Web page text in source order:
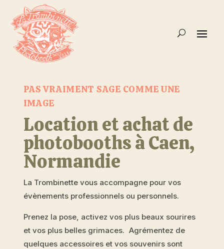
PAS VRAIMENT SAGE COMME UNE
IMAGE
Location et achat de
photobooths à Caen,
Normandie
La Trombinette vous accompagne pour vos
évènements professionnels ou personnels.
Prenez la pose, activez vos plus beaux sourires
et vos plus belles grimaces. Agrémentez de
quelques accessoires et vos souvenirs sont